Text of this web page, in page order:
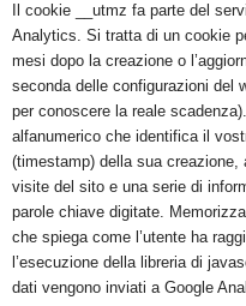
Il cookie __utmz fa parte del
Analytics. Si tratta di un cookie
mesi dopo la creazione o
seconda delle configurazioni del
per conoscere la reale
alfanumerico che identifica il
(timestamp) della sua creazione,
visite del sito e una serie di
parole chiave digitate.
che spiega come l’utente ha
l’esecuzione della libreria di
dati vengono inviati a Google